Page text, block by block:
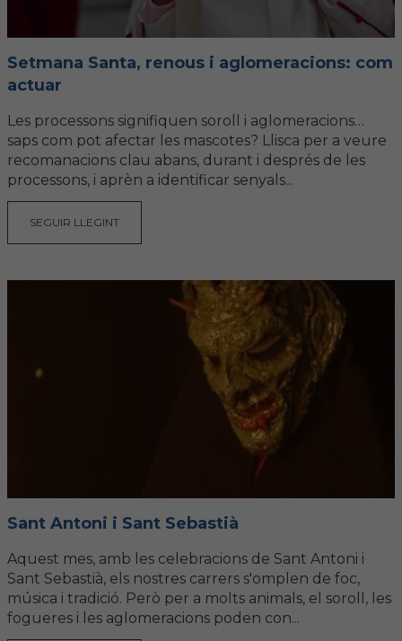
Setmana Santa, renous i aglomeracions: com
actuar
Les processons signifiquen soroll i aglomeracions…
saps com pot afectar les mascotes? Llisca per a veure
recomanacions clau abans, durant i després de les
processons, i aprèn a identificar senyals...
SEGUIR LLEGINT
Sant Antoni i Sant Sebastià
Aquest mes, amb les celebracions de Sant Antoni i
Sant Sebastià, els nostres carrers s'omplen de foc,
música i tradició. Però per a molts animals, el soroll, les
fogueres i les aglomeracions poden con...